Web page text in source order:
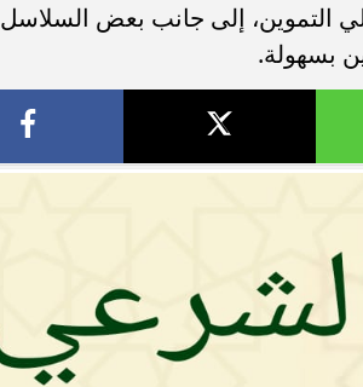
التموين، إلى جانب بعض السلاسل
بسهولة.